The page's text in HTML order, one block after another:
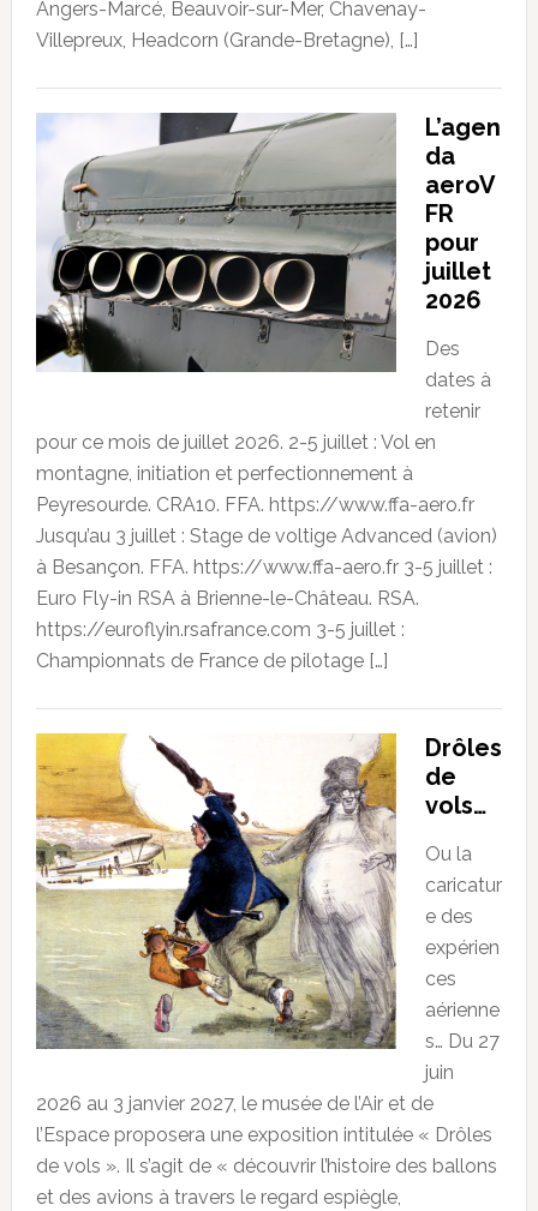
Angers-Marcé, Beauvoir-sur-Mer, Chavenay-
Villepreux, Headcorn (Grande-Bretagne), […]
L’agen
da
aeroV
FR
pour
juillet
2026
Des
dates à
retenir
pour ce mois de juillet 2026. 2-5 juillet : Vol en
montagne, initiation et perfectionnement à
Peyresourde. CRA10. FFA. https://www.ffa-aero.fr
Jusqu’au 3 juillet : Stage de voltige Advanced (avion)
à Besançon. FFA. https://www.ffa-aero.fr 3-5 juillet :
Euro Fly-in RSA à Brienne-le-Château. RSA.
https://euroflyin.rsafrance.com 3-5 juillet :
Championnats de France de pilotage […]
Drôles
de
vols…
Ou la
caricatur
e des
expérien
ces
aérienne
s… Du 27
juin
2026 au 3 janvier 2027, le musée de l’Air et de
l’Espace proposera une exposition intitulée « Drôles
de vols ». Il s’agit de « découvrir l’histoire des ballons
et des avions à travers le regard espiègle,